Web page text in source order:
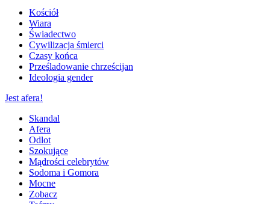
Kościół
Wiara
Świadectwo
Cywilizacja śmierci
Czasy końca
Prześladowanie chrześcijan
Ideologia gender
Jest afera!
Skandal
Afera
Odlot
Szokujące
Mądrości celebrytów
Sodoma i Gomora
Mocne
Zobacz